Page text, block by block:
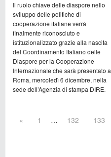
Il ruolo chiave delle diaspore nello
sviluppo delle politiche di
cooperazione italiane verrà
finalmente riconosciuto e
istituzionalizzato grazie alla nascita
del Coordinamento Italiano delle
Diaspore per la Cooperazione
Internazionale che sarà presentato a
Roma, mercoledì 6 dicembre, nella
sede dell’Agenzia di stampa DIRE.
« 1 … 132 133